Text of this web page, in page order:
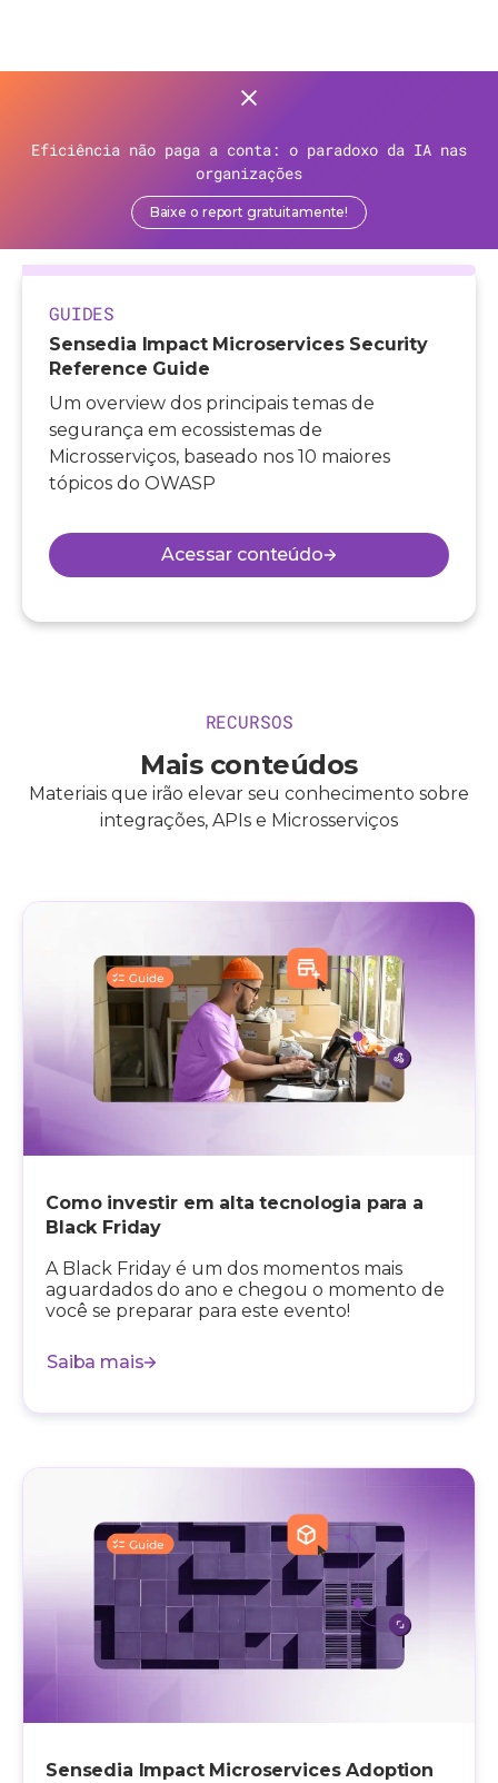
Eficiência não paga a conta: o paradoxo da IA nas
organizações
Baixe o report gratuitamente!
Sensedia Impact Microservices Security Reference Guide
GUIDES
Sensedia Impact Microservices Security
Reference Guide
Um overview dos principais temas de
segurança em ecossistemas de
Microsserviços, baseado nos 10 maiores
tópicos do OWASP
Acessar conteúdo
RECURSOS
Mais conteúdos
Materiais que irão elevar seu conhecimento sobre
integrações, APIs e Microsserviços
Como investir em alta tecnologia para a
Black Friday
A Black Friday é um dos momentos mais
aguardados do ano e chegou o momento de
você se preparar para este evento!
Saiba mais
Sensedia Impact Microservices Adoption